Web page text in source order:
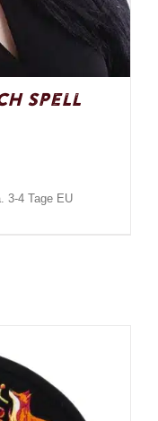
Spell
3-4 Tage EU